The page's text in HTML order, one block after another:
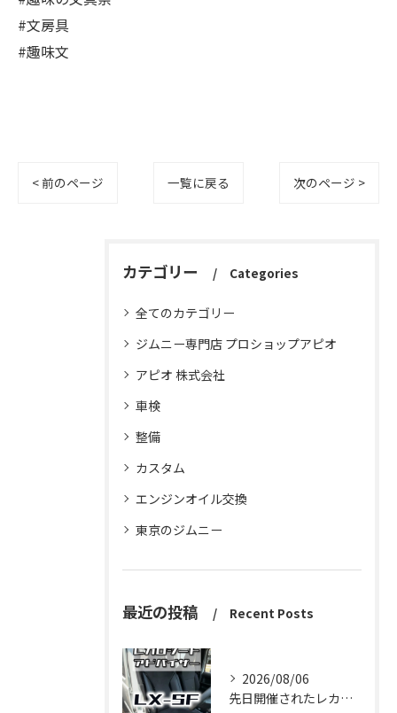
#文房具
#趣味文
< 前のページ 一覧に戻る 次のページ >
カテゴリー Categories
全てのカテゴリー
ジムニー専門店 プロショップアピオ
アピオ 株式会社
車検
整備
カスタム
エンジンオイル交換
東京のジムニー
最近の投稿 Recent Posts
2026/08/06
先日開催されたレカロフェアにて、